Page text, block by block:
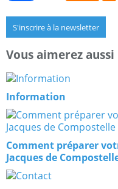
S'inscrire à la newsletter
Vous aimerez aussi
Information
Comment préparer
Jacques de